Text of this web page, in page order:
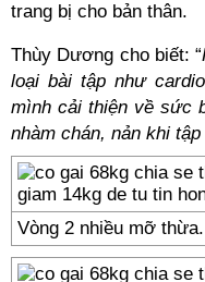
trang bị cho bản thân.
Thùy Dương cho biết: “
loại bài tập như
mình cải thiện về sức
nhàm chán, nản khi
Vòng 2 nhiều mỡ thừa.